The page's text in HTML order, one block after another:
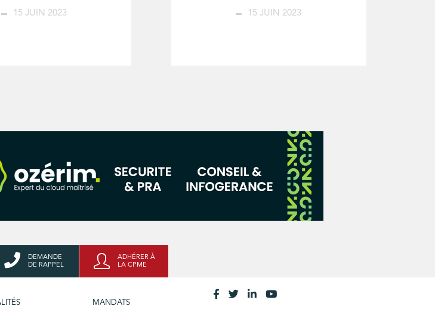
15 JUIN 2023 15 JUIN 2023
DEMANDE
DE RAPPEL
ADHÉRER À
LA CPME
MANDATS